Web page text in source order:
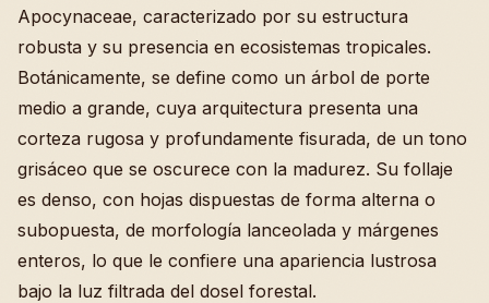
Apocynaceae, caracterizado por su estructura
robusta y su presencia en ecosistemas tropicales.
Botánicamente, se define como un árbol de porte
medio a grande, cuya arquitectura presenta una
corteza rugosa y profundamente fisurada, de un tono
grisáceo que se oscurece con la madurez. Su follaje
es denso, con hojas dispuestas de forma alterna o
subopuesta, de morfología lanceolada y márgenes
enteros, lo que le confiere una apariencia lustrosa
bajo la luz filtrada del dosel forestal.